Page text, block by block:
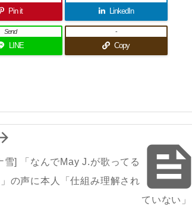
Pin it LinkedIn
LINE
Send
Copy
-

雪] 「なんでMay J.が歌ってる
の声に本人「仕組み理解され
ていない」